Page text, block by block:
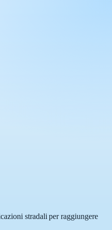
stradali per raggiungere